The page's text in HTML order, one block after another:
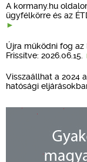
A kormany.hu
ügyfélkörre és az
Újra működni fog az
Frissítve: 2026.06.15.
Visszaállhat a 2024
hatósági